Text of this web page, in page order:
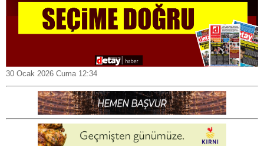
30 Ocak 2026 Cuma 12:34